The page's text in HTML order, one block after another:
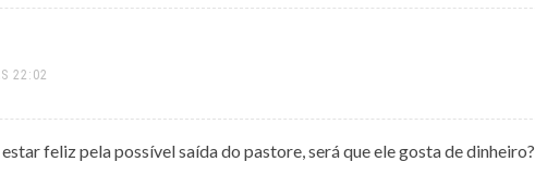
22:02
feliz pela possível saída do pastore, será que ele gosta de dinheiro?